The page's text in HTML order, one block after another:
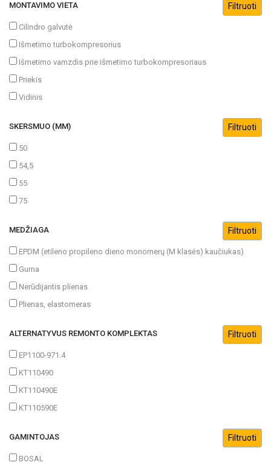
MONTAVIMO VIETA
Cilindro galvutė
Išmetimo turbokompresorius
Išmetimo vamzdis prie išmetimo turbokompresoriaus
Priekis
Vidinis
SKERSMUO (MM)
50
54,5
55
75
MEDŽIAGA
EPDM (etileno propileno dieno monomerų (M klasės) kaučiukas)
Guma
Nerūdijantis plienas
Plienas, elastomeras
ALTERNATYVUS REMONTO KOMPLEKTAS
EP1100-971.4
KT110490
KT110490E
KT110590E
GAMINTOJAS
BOSAL